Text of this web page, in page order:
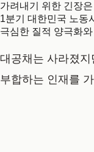
가려내기 위한 긴장
1분기 대한민국 노동
극심한 질적 양극화
대공채는 사라졌지
부합하는 인재를